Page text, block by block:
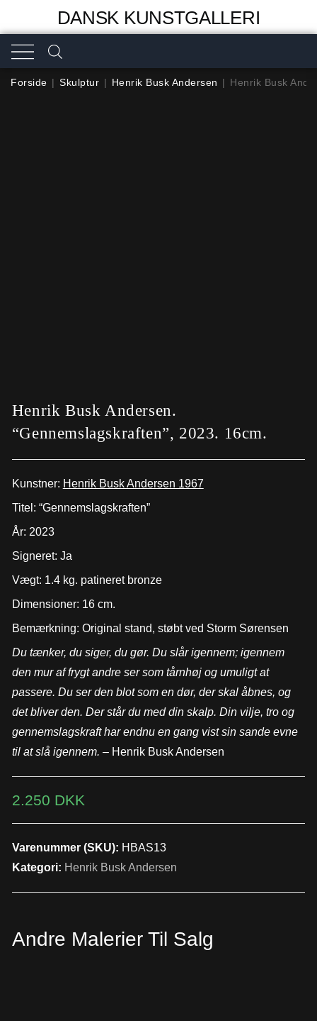
DANSK KUNSTGALLERI
Forside | Skulptur | Henrik Busk Andersen | Henrik Busk
Henrik Busk Andersen.
“Gennemslagskraften”, 2023. 16cm.
Kunstner: Henrik Busk Andersen 1967
Titel: “Gennemslagskraften”
År: 2023
Signeret: Ja
Vægt: 1.4 kg. patineret bronze
Dimensioner: 16 cm.
Bemærkning: Original stand, støbt ved Storm Sørensen
Du tænker, du siger, du gør. Du slår igennem; igennem
den mur af frygt andre ser som tårnhøj og umuligt at
passere. Du ser den blot som en dør, der skal åbnes, og
det bliver den. Der står du med din skalp. Din vilje, tro og
gennemslagskraft har endnu en gang vist sin sande evne
til at slå igennem. – Henrik Busk Andersen
2.250 DKK
Varenummer (SKU): HBAS13
Kategori: Henrik Busk Andersen
Andre Malerier Til Salg